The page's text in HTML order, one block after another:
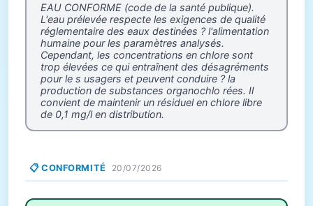
EAU CONFORME (code de la santé publique).
L'eau prélevée respecte les exigences de qualité
réglementaire des eaux destinées ? l'alimentation
humaine pour les paramètres analysés.
Cependant, les concentrations en chlore sont
trop élevées ce qui entraînent des désagréments
pour le s usagers et peuvent conduire ? la
production de substances organochlo rées. Il
convient de maintenir un résiduel en chlore libre
de 0,1 mg/l en distribution.
📋 CONFORMITÉ 20/07/2026